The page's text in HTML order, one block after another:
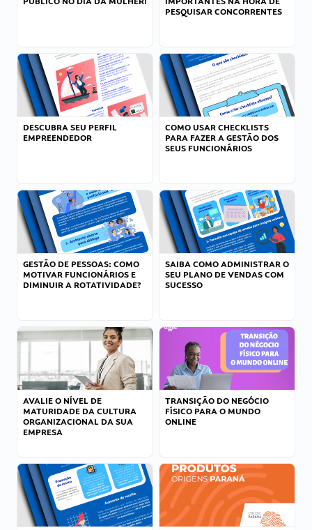
PESQUISAR CONCORRENTES
DESCUBRA SEU PERFIL
EMPREENDEDOR
COMO USAR CHECKLISTS
PARA FAZER A GESTÃO DOS
SEUS FUNCIONÁRIOS
GESTÃO DE PESSOAS: COMO
MOTIVAR FUNCIONÁRIOS E
DIMINUIR A ROTATIVIDADE?
SAIBA COMO ADMINISTRAR O
SEU PLANO DE VENDAS COM
SUCESSO
AVALIE O NÍVEL DE
MATURIDADE DA CULTURA
ORGANIZACIONAL DA SUA
EMPRESA
TRANSIÇÃO DO NEGÓCIO
FÍSICO PARA O MUNDO
ONLINE